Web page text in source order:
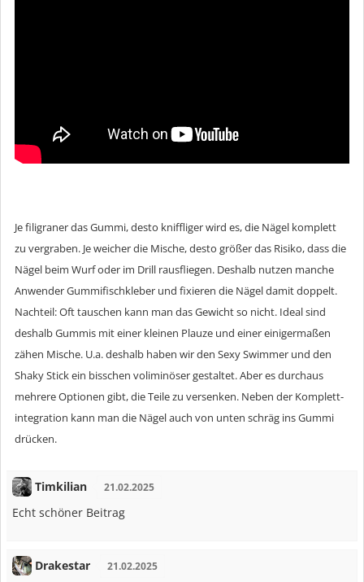
Je filigraner das Gummi, desto kniffliger wird es, die Nägel komplett
zu vergraben. Je weicher die Mische, desto größer das Risiko, dass die
Nägel beim Wurf oder im Drill rausfliegen. Deshalb nutzen manche
Anwender Gummifischkleber und fixieren die Nägel damit doppelt.
Nachteil: Oft tauschen kann man das Gewicht so nicht. Ideal sind
deshalb Gummis mit einer kleinen Plauze und einer einigermaßen
zähen Mische. U.a. deshalb haben wir den Sexy Swimmer und den
Shaky Stick ein bisschen voliminöser gestaltet. Aber es durchaus
mehrere Optionen gibt, die Teile zu versenken. Neben der Komplett-
integration kann man die Nägel auch von unten schräg ins Gummi
drücken.
Timkilian 21.02.2025
Echt schöner Beitrag
Drakestar 21.02.2025